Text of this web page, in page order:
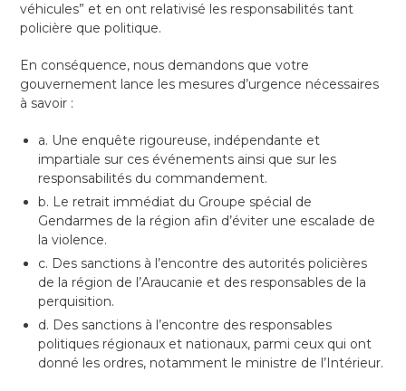
véhicules” et en ont relativisé les responsabilités tant
policière que politique.
En conséquence, nous demandons que votre
gouvernement lance les mesures d’urgence nécessaires
à savoir :
a. Une enquête rigoureuse, indépendante et
impartiale sur ces événements ainsi que sur les
responsabilités du commandement.
b. Le retrait immédiat du Groupe spécial de
Gendarmes de la région afin d’éviter une escalade de
la violence.
c. Des sanctions à l’encontre des autorités policières
de la région de l’Araucanie et des responsables de la
perquisition.
d. Des sanctions à l’encontre des responsables
politiques régionaux et nationaux, parmi ceux qui ont
donné les ordres, notamment le ministre de l’Intérieur.